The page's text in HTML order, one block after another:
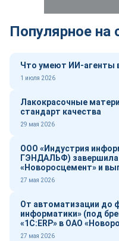
Популярное на
Что умеют ИИ-агенты
1 июля 2026
Лакокрасочные
стандарт качества
29 мая 2026
ООО «Индустрия
ГЭНДАЛЬФ) завершила
«Новоросцемент» и
27 мая 2026
От автоматизации до фильма.
информатики» (под
«1С:ERP» в ОАО
27 мая 2026